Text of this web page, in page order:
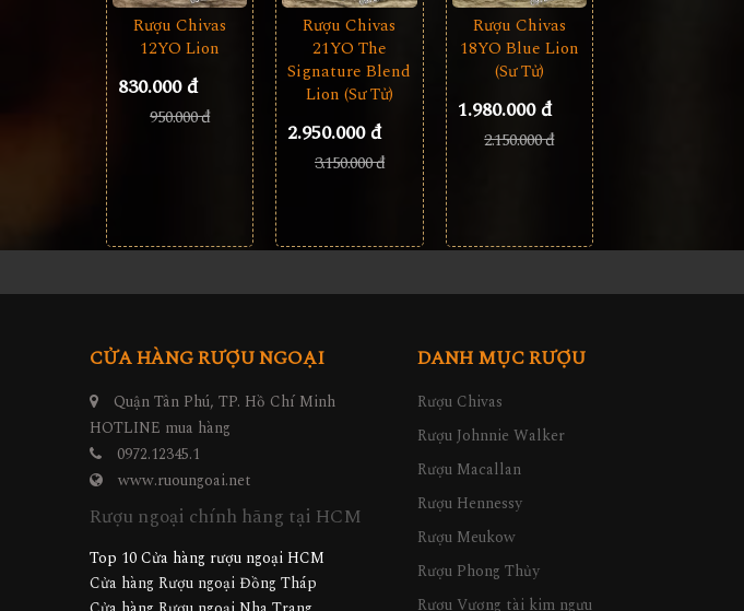
Rượu Chivas
12YO Lion
830.000 đ
950.000 đ
Rượu Chivas
21YO The
Signature Blend
Lion (Sư Tử)
2.950.000 đ
3.150.000 đ
Rượu Chivas
18YO Blue Lion
(Sư Tử)
1.980.000 đ
2.150.000 đ
CỬA HÀNG RƯỢU NGOẠI
Quận Tân Phú, TP. Hồ Chí Minh
HOTLINE mua hàng
0972.12345.1
www.ruoungoai.net
Rượu ngoại chính hãng tại HCM
Top 10 Cửa hàng rượu ngoại HCM
Cửa hàng Rượu ngoại Đồng Tháp
DANH MỤC RƯỢU
Rượu Chivas
Rượu Johnnie Walker
Rượu Macallan
Rượu Hennessy
Rượu Meukow
Rượu Phong Thủy
Rượu Vương tài kim ngưu